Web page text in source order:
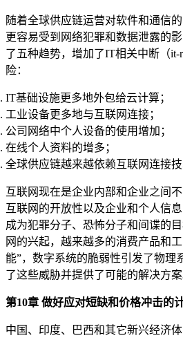
随着全球供应链运营对软件和通信
更容易受到网络犯罪和数据泄露的
了五种趋势，增加了IT相关中断（it-
险：
IT基础设施更多地外包给云计算；
工业设备更多地与互联网连接；
公司网络中个人设备的使用增加；
在线个人资料的增多；
全球供应链越来越依赖互联网连接技
互联网现在是企业内部和企业之间
互联网的开放性以及企业和个人信
成为犯罪分子、恐怖分子和间谍的
网的兴起，越来越多的消费产品和
能”，数字系统的脆弱性引发了物理
了这些威胁并提供了可能的解决方案
第10章 做好应对短缺和价格冲击的
中国、印度、巴西和其它新兴经济